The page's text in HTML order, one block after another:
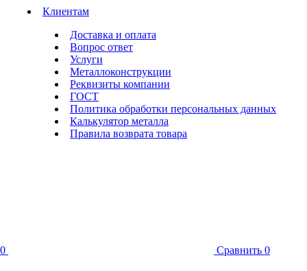
Клиентам
Доставка и оплата
Вопрос ответ
Услуги
Металлоконструкции
Реквизиты компании
ГОСТ
Политика обработки персональных данных
Калькулятор металла
Правила возврата товара
0 Сравнить 0